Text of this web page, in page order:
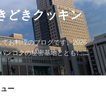
どきクッキン
お料理のブログです。2026
ンコクの秘密基地とともに二
ー